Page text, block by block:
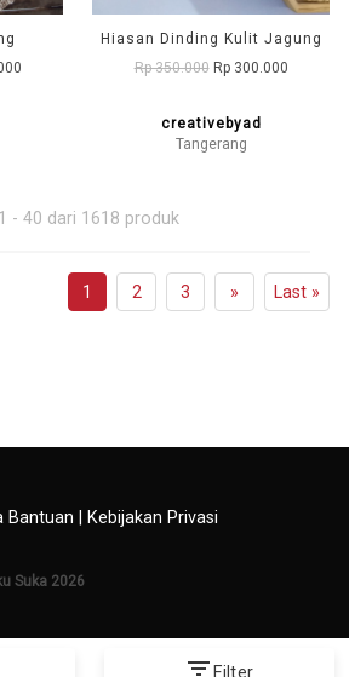
Hiasan Dinding Kulit Jagung
Rp 350.000 Rp 300.000
creativebyad
Tangerang
- 40 dari 1618 produk
1 2 3 » Last »
filter_listFilter
Bantuan Kebijakan Privasi
Suka 2026